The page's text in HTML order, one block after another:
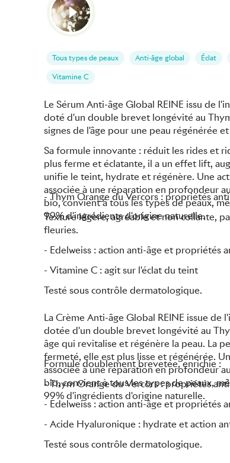
Tous types de peaux Anti-âge global Éclat
Vitamine C
Le Sérum Anti-âge Global REINE issu de
doté d'un double brevet longévité au
signes de l'âge pour une peau régénérée
Sa formule innovante : réduit les rides et
plus ferme et éclatante, il a un effet lift,
unifie le teint, hydrate et régénère. Une
associée à une réparation en profondeur
bio, convient à tous les types de peaux,
99% d'ingrédients d'origine naturelle.
- Thym Orange du Vercors : propriétés
Texture légère, agréable et non collante,
fleuries.
- Edelweiss : action anti-âge et propriétés
- Vitamine C : agit sur l'éclat du teint
Testé sous contrôle dermatologique.
La Crème Anti-âge Global REINE issue
dotée d'un double brevet longévité au
âge qui revitalise et régénère la peau. La
fermeté, elle est plus lisse et régénérée.
associée à une réparation en profondeur
bio, convient à tous les types de peaux,
99% d'ingrédients d'origine naturelle.
Formule doublement brevetée, enrichie :
- Thym Orange du Vercors : propriétés
- Edelweiss : action anti-âge et propriétés
- Acide Hyaluronique : hydrate et action
Testé sous contrôle dermatologique.